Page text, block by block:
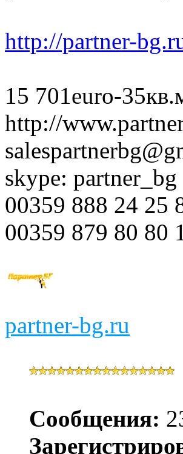
http://partner-
15 701euro-
http://
skype: partner_bg
00359 888 24 25
00359 879 80 80
partner-bg.ru
Сообщения: